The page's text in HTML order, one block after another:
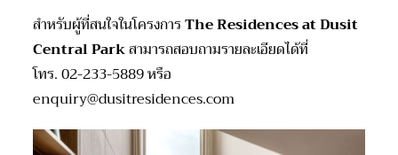
สำหรับผู้ที่สนใจในโครงการThe Residences at Dusit
Central Parkสามารถสอบถามรายละเอียดได้ที่
โทร. 02-233-5889 หรือ
enquiry@dusitresidences.com